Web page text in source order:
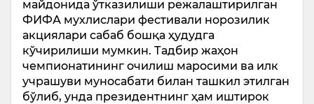
майдонида ўтказилиши режалаштирилган
ФИФА мухлислари фестивали норозилик
акциялари сабаб бошқа ҳудудга
кўчирилиши мумкин. Тадбир жаҳон
чемпионатининг очилиш маросими ва илк
учрашуви муносабати билан ташкил этилган
бўлиб, унда президентнинг ҳам иштирок